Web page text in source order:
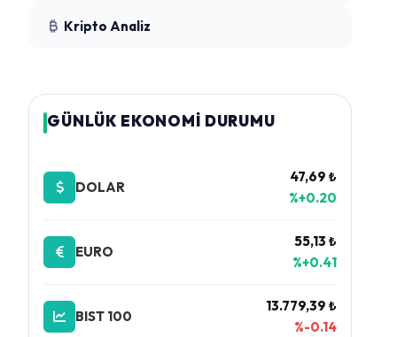
Kripto Analiz
GÜNLÜK EKONOMİ DURUMU
DOLAR
47,69 ₺
%+0.20
EURO
55,13 ₺
%+0.41
BIST 100
13.779,39 ₺
%-0.14